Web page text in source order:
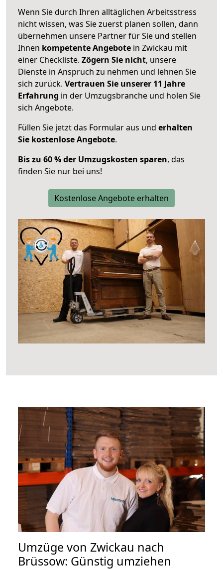
Wenn Sie durch Ihren alltäglichen Arbeitsstress
nicht wissen, was Sie zuerst planen sollen, dann
übernehmen unsere Partner für Sie und stellen
Ihnen kompetente Angebote in Zwickau mit
einer Checkliste. Zögern Sie nicht, unsere
Dienste in Anspruch zu nehmen und lehnen Sie
sich zurück. Vertrauen Sie unserer 11 Jahre
Erfahrung in der Umzugsbranche und holen Sie
sich Angebote.
Füllen Sie jetzt das Formular aus und erhalten
Sie kostenlose Angebote.
Bis zu 60 % der Umzugskosten sparen, das
finden Sie nur bei uns!
Kostenlose Angebote erhalten
Umzüge von Zwickau nach
Brüssow: Günstig umziehen